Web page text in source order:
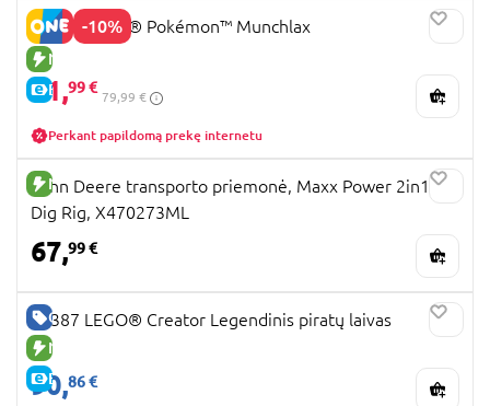
-10%
NAUJA PREKĖ
E-KAINA
72150 LEGO® Pokémon™ Munchlax
71,99 €
79,99 €
Perkant papildomą prekę internetu
NAUJA PREKĖ
John Deere transporto priemonė, Maxx Power 2in1
Dig Rig, X470273ML
67,99 €
GERA KAINA
NAUJA PREKĖ
E-KAINA
31387 LEGO® Creator Legendinis piratų laivas
90,86 €